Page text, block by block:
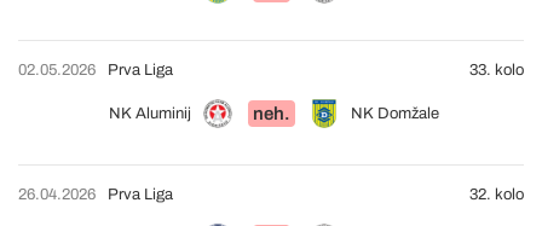
02.05.2026
NK Aluminij neh. NK Domžale
Prva Liga 33. kolo
26.04.2026 Prva Liga 32. kolo